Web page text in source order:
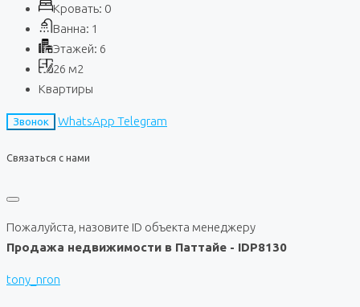
Кровать: 0
Ванна: 1
Этажей: 6
26 м2
Квартиры
Звонок WhatsApp Telegram
Связаться с нами
Пожалуйста, назовите ID объекта менеджеру
Продажа недвижимости в Паттайе - IDP8130
tony_nron